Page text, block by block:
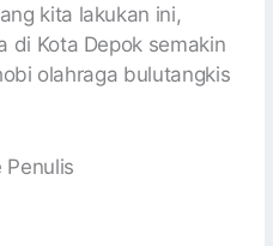
kita lakukan ini,
di Kota Depok semakin
olahraga bulutangkis